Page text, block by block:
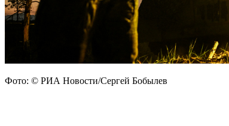
Фото: © РИА Новости/Сергей Бобылев